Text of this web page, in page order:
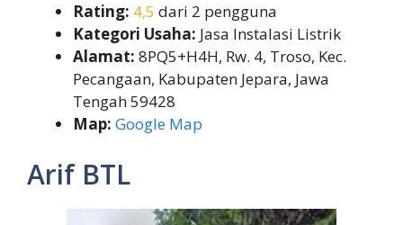
Rating: 4,5 dari 2 pengguna
Kategori Usaha: Jasa Instalasi Listrik
Alamat: 8PQ5+H4H, Rw. 4, Troso, Kec.
Pecangaan, Kabupaten Jepara, Jawa
Tengah 59428
Map: Google Map
Arif BTL